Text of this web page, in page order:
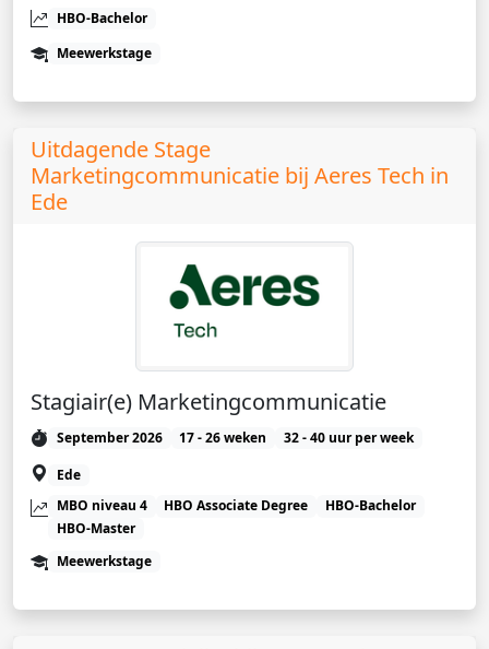
HBO-Bachelor
Meewerkstage
Uitdagende Stage
Marketingcommunicatie bij Aeres Tech in
Ede
Stagiair(e) Marketingcommunicatie
September 2026 17 - 26 weken
32 - 40 uur per week
Ede
MBO niveau 4
HBO Associate Degree
HBO-Bachelor
HBO-Master
Meewerkstage